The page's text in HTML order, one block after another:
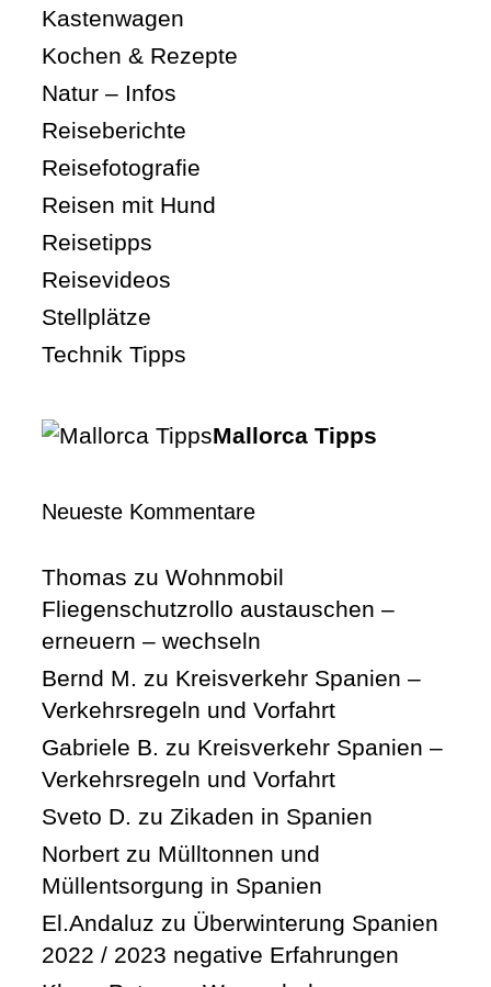
Kastenwagen
Kochen & Rezepte
Natur – Infos
Reiseberichte
Reisefotografie
Reisen mit Hund
Reisetipps
Reisevideos
Stellplätze
Technik Tipps
Mallorca Tipps
Neueste Kommentare
Thomas zu Wohnmobil
Fliegenschutzrollo austauschen –
erneuern – wechseln
Bernd M. zu Kreisverkehr Spanien –
Verkehrsregeln und Vorfahrt
Gabriele B. zu Kreisverkehr Spanien –
Verkehrsregeln und Vorfahrt
Sveto D. zu Zikaden in Spanien
Norbert zu Mülltonnen und
Müllentsorgung in Spanien
El.Andaluz zu Überwinterung Spanien
2022 / 2023 negative Erfahrungen